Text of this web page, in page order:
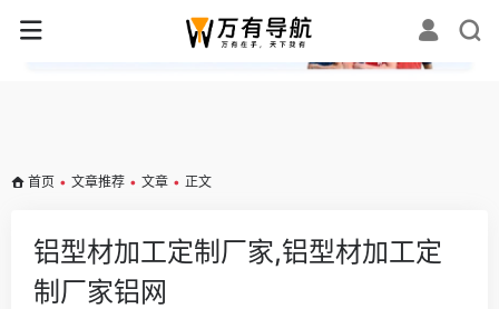
✕
首页 • 文章推荐 • 文章 • 正文
铝型材加工定制厂家,铝型材加工定
制厂家铝网